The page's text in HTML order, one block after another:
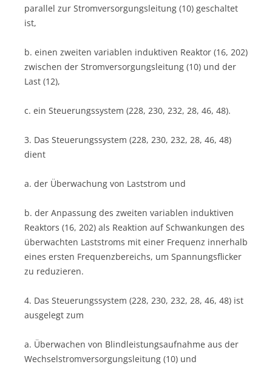
parallel zur Stromversorgungsleitung (10) geschaltet
ist,
b. einen zweiten variablen induktiven Reaktor (16, 202)
zwischen der Stromversorgungsleitung (10) und der
Last (12),
c. ein Steuerungssystem (228, 230, 232, 28, 46, 48).
3. Das Steuerungssystem (228, 230, 232, 28, 46, 48)
dient
a. der Überwachung von Laststrom und
b. der Anpassung des zweiten variablen induktiven
Reaktors (16, 202) als Reaktion auf Schwankungen des
überwachten Laststroms mit einer Frequenz innerhalb
eines ersten Frequenzbereichs, um Spannungsflicker
zu reduzieren.
4. Das Steuerungssystem (228, 230, 232, 28, 46, 48) ist
ausgelegt zum
a. Überwachen von Blindleistungsaufnahme aus der
Wechselstromversorgungsleitung (10) und